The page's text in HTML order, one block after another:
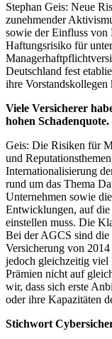
Stephan Geis: Neue
zunehmender
sowie der Einfluss von
Haftungsrisiko für
Deutschland fest
ihre Vorstandskollegen
Viele Versicherer
hohen
Geis: Die Risiken für
und
Internationalisierung
rund um das Thema
Unternehmen sowie
Entwicklungen, auf die
einstellen muss. Die
Bei der AGCS sind
Versicherung von
jedoch gleichzeitig
Prämien nicht auf
wir, dass sich erste
oder ihre Kapazitäten
Stichwort